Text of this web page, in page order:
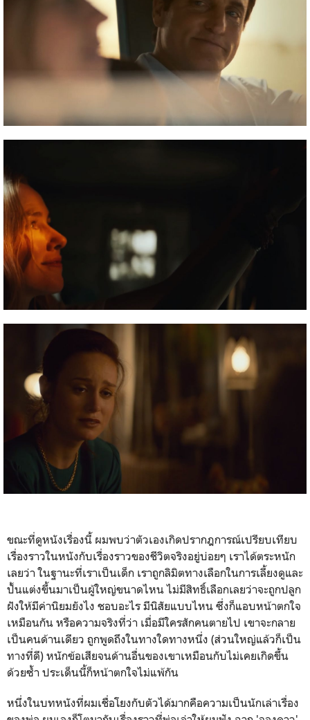
ขณะที่ดูหนังเรื่องนี้ ผมพบว่าตัวเองเกิดปรากฎการณ์เปรียบเทียบ
เรื่องราวในหนังกับเรื่องราวของชีวิตจริงอยู่บ่อยๆ เราได้ตระหนัก
เลยว่า ในฐานะที่เราเป็นเด็ก เราถูกลิมิตทางเลือกในการเลี้ยงดูและ
ปั้นแต่งขึ้นมาเป็นผู้ใหญ่ขนาดไหน ไม่มีสิทธิ์เลือกเลยว่าจะถูกปลูก
ฝังให้มีค่านิยมยังไง ชอบอะไร มีนิสัยแบบไหน ซึ่งก็แอบหน้าตกใจ
เหมือนกัน หรือความจริงที่ว่า เมื่อมีใครสักคนตายไป เขาจะกลาย
เป็นคนด้านเดียว ถูกพูดถึงในทางใดทางหนึ่ง (ส่วนใหญ่แล้วก็เป็น
ทางที่ดี) หนักข้อเสียจนด้านอื่นของเขาเหมือนกับไม่เคยเกิดขึ้น
ด้วยซ้ำ ประเด็นนี้ก็หน้าตกใจไม่แพ้กัน
หนึ่งในบทหนังที่ผมเชื่อโยงกับตัวได้มากคือความเป็นนักเล่าเรื่อง